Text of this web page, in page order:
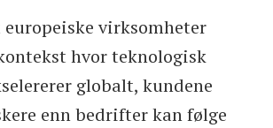
virksomheter
hvor teknologisk
globalt, kundene
enn bedrifter kan følge